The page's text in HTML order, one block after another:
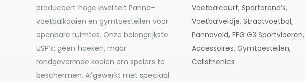
produceert hoge kwaliteit Panna-
voetbalkooien en gymtoestellen voor
openbare ruimtes. Onze belangrijkste
USP’s; geen hoeken, maar
rondgevormde kooien om spelers te
beschermen. Afgewerkt met speciaal
Voetbalcourt, Sportarena’s,
Voetbalveldje, Straatvoetbal,
Pannaveld, FFG G3 Sportvloeren,
Accessoires, Gymtoestellen,
Calisthenics